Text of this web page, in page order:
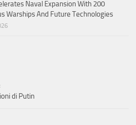
Naval Expansion With 200
Warships And Future Technologies
di Putin